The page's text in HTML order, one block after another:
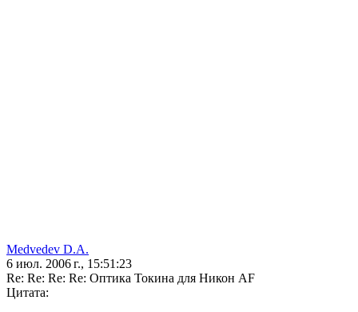
Medvedev D.A.
6 июл. 2006 г., 15:51:23
Re: Re: Re: Re: Оптика Токина для Никон AF
Цитата: